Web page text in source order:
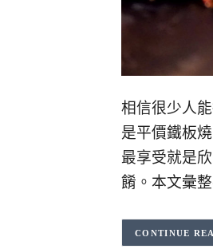
相信很少人
是平價鐵板
最享受就是
餚。本文彙
CONTINUE